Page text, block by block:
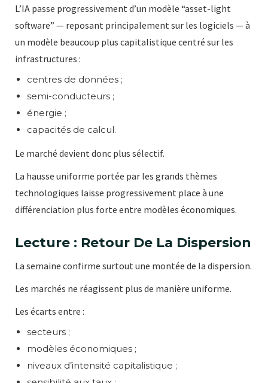
L’IA passe progressivement d’un modèle “asset-light
software” — reposant principalement sur les logiciels — à
un modèle beaucoup plus capitalistique centré sur les
infrastructures :
centres de données ;
semi-conducteurs ;
énergie ;
capacités de calcul.
Le marché devient donc plus sélectif.
La hausse uniforme portée par les grands thèmes
technologiques laisse progressivement place à une
différenciation plus forte entre modèles économiques.
Lecture : Retour De La Dispersion
La semaine confirme surtout une montée de la dispersion.
Les marchés ne réagissent plus de manière uniforme.
Les écarts entre :
secteurs ;
modèles économiques ;
niveaux d’intensité capitalistique ;